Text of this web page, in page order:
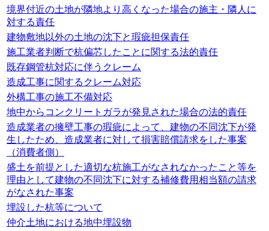
境界付近の土地が隣地より高くなった場合の施主・隣人に
対する責任
建物敷地以外の土地の沈下と瑕疵担保責任
施工業者判断で杭偏芯したことに関する法的責任
既存鋼管杭対応に伴うクレーム
造成工事に関するクレーム対応
外構工事の施工不備対応
地中からコンクリートガラが発見された場合の法的責任
造成業者の擁壁工事の瑕疵によって、建物の不同沈下が発
生したため、造成業者に対して損害賠償請求をした事案
（消費者側）
盛土を前提とした適切な杭施工がなされなかったこと等を
理由として建物の不同沈下に対する補修費用相当額の請求
がなされた事案
埋設した杭等について
仲介土地における地中埋設物